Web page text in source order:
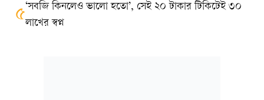
৫‘সবজি কিনলেও ভালো হতো’, সেই ২০ টাকার টিকিটেই ৩০
লাখের স্বপ্ন